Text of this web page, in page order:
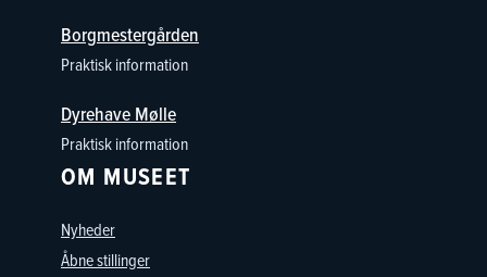
Borgmestergården
Praktisk information
Dyrehave Mølle
Praktisk information
OM MUSEET
Nyheder
Åbne stillinger